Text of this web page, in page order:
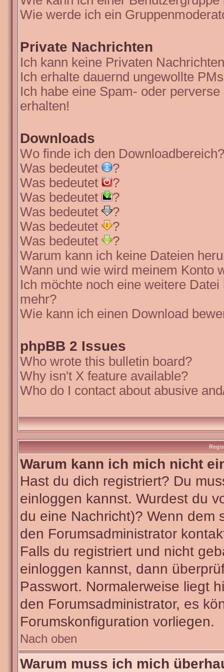
Wie werde ich ein
Private Nachrichten
Ich kann keine Privaten
Ich erhalte dauernd ungewollte
Ich habe eine Spam- oder
erhalten!
Downloads
Wo finde ich den Downloadbereich?
Was bedeutet
?
Was bedeutet
?
Was bedeutet
?
Was bedeutet
?
Was bedeutet
?
Was bedeutet
?
Warum kann ich keine Dateien
Wann und wie wird meinem Konto
Ich möchte noch eine weitere
mehr?
Wie kann ich einen Download
phpBB 2 Issues
Who wrote this bulletin board?
Why isn't X feature available?
Who do I contact about abusive
Warum kann ich mich nicht
Hast du dich registriert? Du
einloggen kannst. Wurdest du
du eine Nachricht)? Wenn dem
den Forumsadministrator
Falls du registriert und nicht
einloggen kannst, dann
Passwort. Normalerweise liegt
den Forumsadministrator, es
Forumskonfiguration vorliegen.
Nach oben
Warum muss ich mich